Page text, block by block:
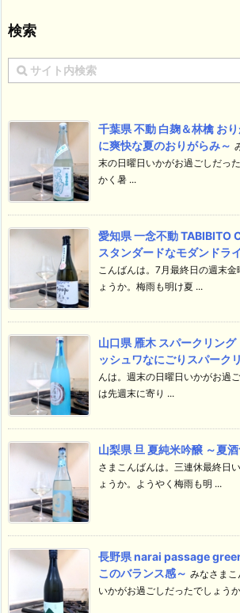
検索
千葉県 不動 白麹＆林檎 お
に爽快な夏のおりがらみ～
末の日曜日いかがお過ごしだっ
かく暑 ...
愛知県 一念不動 TABIBITO
スタンダードなモダンドラ
こんばんは。7月最終日の週末
ょうか。梅雨も明け夏 ...
山口県 雁木 スパークリン
ッシュワなにごりスパーク
んは。週末の日曜日いかがお過
は先週末に寄り ...
山梨県 旦 夏純米吟醸 ～夏
さまこんばんは。三連休最終日
ょうか。ようやく梅雨も明 ...
長野県 narai passage
このバランス感～ みなさまこ
いかがお過ごしだったでしょう